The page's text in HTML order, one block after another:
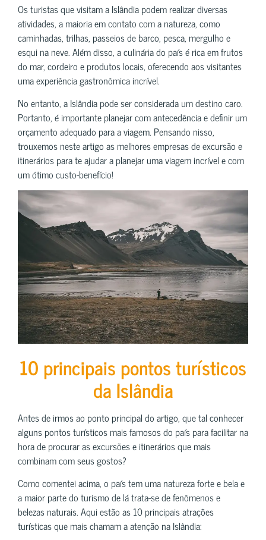
Os turistas que visitam a Islândia podem realizar diversas
atividades, a maioria em contato com a natureza, como
caminhadas, trilhas, passeios de barco, pesca, mergulho e
esqui na neve. Além disso, a culinária do país é rica em frutos
do mar, cordeiro e produtos locais, oferecendo aos visitantes
uma experiência gastronômica incrível.
No entanto, a Islândia pode ser considerada um destino caro.
Portanto, é importante planejar com antecedência e definir um
orçamento adequado para a viagem. Pensando nisso,
trouxemos neste artigo as melhores empresas de excursão e
itinerários para te ajudar a planejar uma viagem incrível e com
um ótimo custo-benefício!
10 principais pontos turísticos
da Islândia
Antes de irmos ao ponto principal do artigo, que tal conhecer
alguns pontos turísticos mais famosos do país para facilitar na
hora de procurar as excursões e itinerários que mais
combinam com seus gostos?
Como comentei acima, o país tem uma natureza forte e bela e
a maior parte do turismo de lá trata-se de fenômenos e
belezas naturais. Aqui estão as 10 principais atrações
turísticas que mais chamam a atenção na Islândia: